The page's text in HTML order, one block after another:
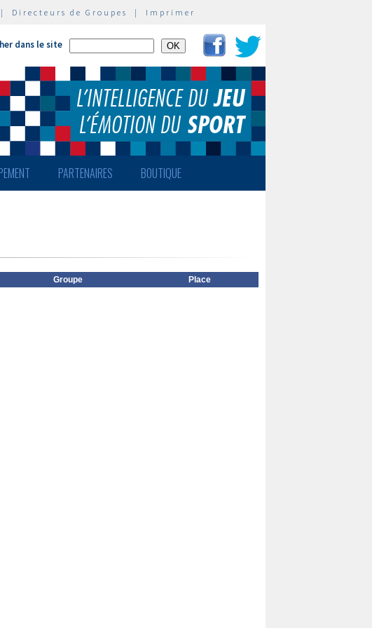
Directeurs de Groupes | Imprimer
dans le site
PARTENAIRES BOUTIQUE
Groupe Place